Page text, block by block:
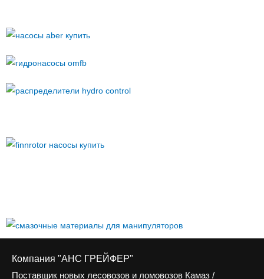
Компания "АНС ГРЕЙФЕР"
Поставщик новых лесовозов и ломовозов Камаз /